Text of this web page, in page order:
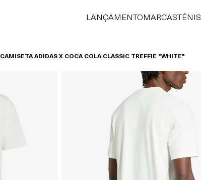
LANÇAMENTO MARCAS TÊNIS
CAMISETA ADIDAS X COCA COLA CLASSIC TREFFIE "WHITE"